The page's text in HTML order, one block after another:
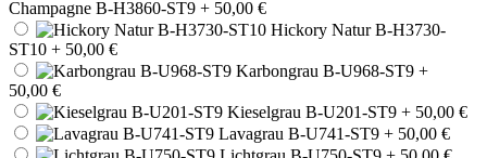
Champagne B-H3860-ST9 + 50,00 €
Hickory Natur B-H3730-
ST10 + 50,00 €
Karbongrau B-U968-ST9 +
50,00 €
Kieselgrau B-U201-ST9 + 50,00 €
Lavagrau B-U741-ST9 + 50,00 €